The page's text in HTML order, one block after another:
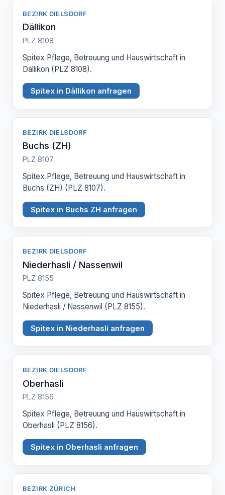
BEZIRK DIELSDORF
Dällikon
PLZ 8108
Spitex Pflege, Betreuung und Hauswirtschaft in
Dällikon (PLZ 8108).
Spitex in Dällikon anfragen
BEZIRK DIELSDORF
Buchs (ZH)
PLZ 8107
Spitex Pflege, Betreuung und Hauswirtschaft in
Buchs (ZH) (PLZ 8107).
Spitex in Buchs ZH anfragen
BEZIRK DIELSDORF
Niederhasli / Nassenwil
PLZ 8155
Spitex Pflege, Betreuung und Hauswirtschaft in
Niederhasli / Nassenwil (PLZ 8155).
Spitex in Niederhasli anfragen
BEZIRK DIELSDORF
Oberhasli
PLZ 8156
Spitex Pflege, Betreuung und Hauswirtschaft in
Oberhasli (PLZ 8156).
Spitex in Oberhasli anfragen
BEZIRK ZÜRICH